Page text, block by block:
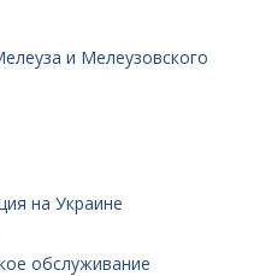
и Мелеузовского
на Украине
обслуживание